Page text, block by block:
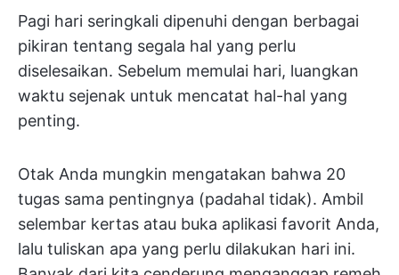
Pagi hari seringkali dipenuhi dengan berbagai
pikiran tentang segala hal yang perlu
diselesaikan. Sebelum memulai hari, luangkan
waktu sejenak untuk mencatat hal-hal yang
penting.
Otak Anda mungkin mengatakan bahwa 20
tugas sama pentingnya (padahal tidak). Ambil
selembar kertas atau buka aplikasi favorit Anda,
lalu tuliskan apa yang perlu dilakukan hari ini.